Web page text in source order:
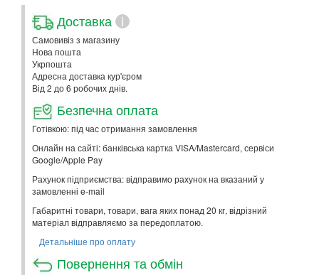
Доставка i
Самовивіз з магазину
Нова пошта
Укрпошта
Адресна доставка кур'єром
Від 2 до 6 робочих днів.
Безпечна оплата
Готівкою: під час отримання замовлення
Онлайн на сайті: банківська картка VISA/Mastercard, сервіси
Google/Apple Pay
Рахунок підприємства: відправимо рахунок на вказаний у
замовленні e-mail
Габаритні товари, товари, вага яких понад 20 кг, відрізний
матеріал відправляємо за передоплатою.
Детальніше про оплату
Повернення та обмін